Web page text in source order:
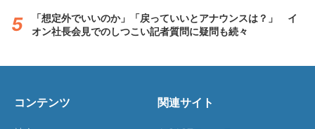
「想定外でいいのか」「戻っていいとアナウンスは？」 イ
オン社長会見でのしつこい記者質問に疑問も続々
コンテンツ 関連サイト